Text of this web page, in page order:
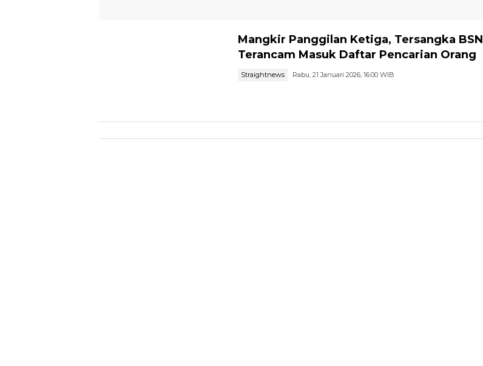
Mangkir Panggilan Ketiga, Tersangka BSN
Terancam Masuk Daftar Pencarian Orang
Straightnews Rabu, 21 Januari 2026, 16:00 WIB